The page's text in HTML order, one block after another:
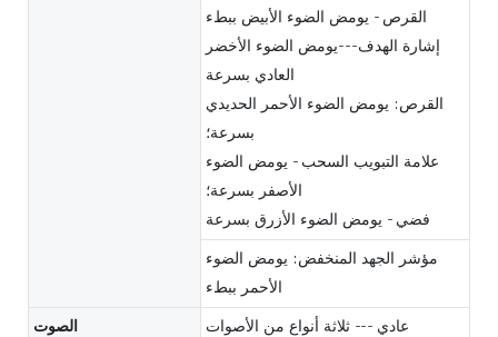
القرص - يومض الضوء الأبيض ببطء
إشارة الهدف---يومض الضوء الأخضر
العادي بسرعة
القرص: يومض الضوء الأحمر الحديدي
بسرعة؛
علامة التبويب السحب - يومض الضوء
الأصفر بسرعة؛
فضي - يومض الضوء الأزرق بسرعة
مؤشر الجهد المنخفض: يومض الضوء
الأحمر ببطء
الصوت
عادي --- ثلاثة أنواع من الأصوات